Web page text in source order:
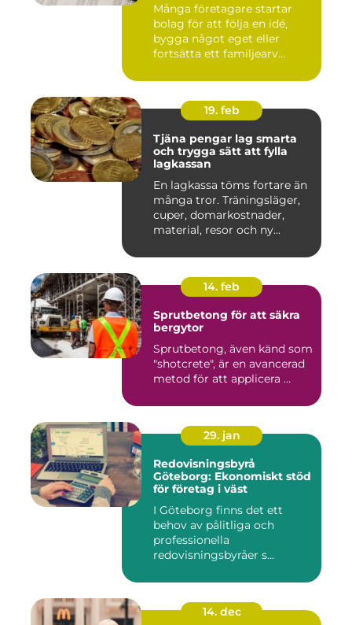
Många företagare startar
bolag för att följa en idé,
bygga något eget eller
fortsätta ett familjearv...
19. feb
Tjäna pengar lag smarta
och trygga sätt att fylla
lagkassan
En lagkassa töms fortare än
många tror. Träningsläger,
cuper, domarkostnader,
material, resor och ny...
14. feb
Sprutbetong för att säkra
bergytor
Sprutbetong, även känd som
"shotcrete", är en avancerad
metod för att applicera ...
29. jan
Redovisningsbyrå
Göteborg: Ekonomiskt stöd
för företag i väst
I Göteborg finns det ett
behov av pålitliga och
professionella
redovisningsbyråer s...
14. dec